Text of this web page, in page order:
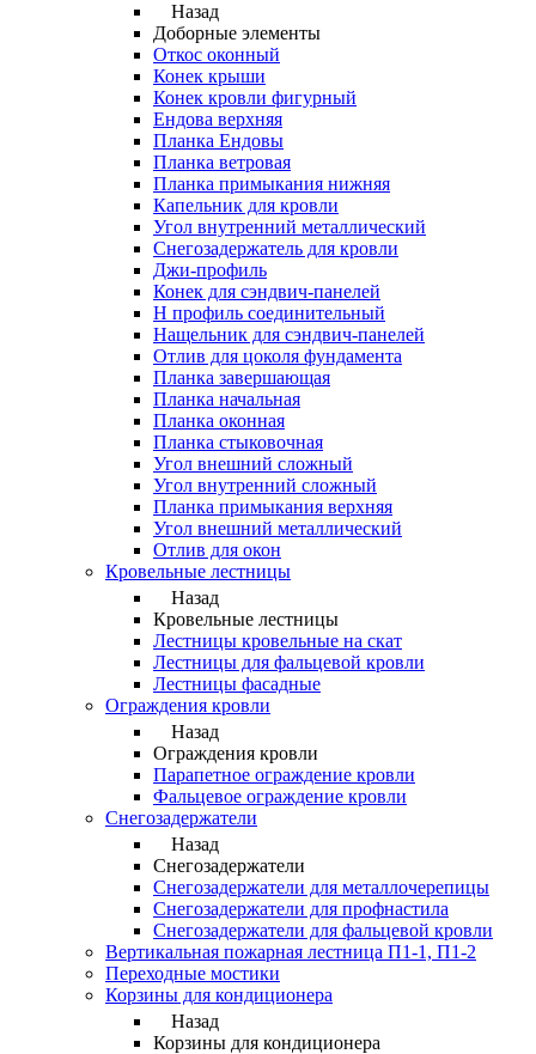
Назад
Доборные элементы
Откос оконный
Конек крыши
Конек кровли фигурный
Ендова верхняя
Планка Ендовы
Планка ветровая
Планка примыкания нижняя
Капельник для кровли
Угол внутренний металлический
Снегозадержатель для кровли
Джи-профиль
Конек для сэндвич-панелей
Н профиль соединительный
Нащельник для сэндвич-панелей
Отлив для цоколя фундамента
Планка завершающая
Планка начальная
Планка оконная
Планка стыковочная
Угол внешний сложный
Угол внутренний сложный
Планка примыкания верхняя
Угол внешний металлический
Отлив для окон
Кровельные лестницы
Назад
Кровельные лестницы
Лестницы кровельные на скат
Лестницы для фальцевой кровли
Лестницы фасадные
Ограждения кровли
Назад
Ограждения кровли
Парапетное ограждение кровли
Фальцевое ограждение кровли
Снегозадержатели
Назад
Снегозадержатели
Снегозадержатели для металлочерепицы
Снегозадержатели для профнастила
Снегозадержатели для фальцевой кровли
Вертикальная пожарная лестница П1-1, П1-2
Переходные мостики
Корзины для кондиционера
Назад
Корзины для кондиционера